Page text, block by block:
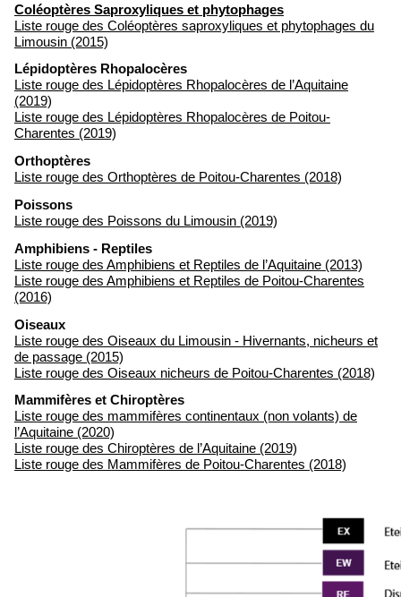
Coléoptères Saproxyliques et phytophages
Liste rouge des Coléoptères saproxyliques et phytophages du
Limousin (2015)
Lépidoptères Rhopalocères
Liste rouge des Lépidoptères Rhopalocères de l’Aquitaine
(2019)
Liste rouge des Lépidoptères Rhopalocères de Poitou-
Charentes (2019)
Orthoptères
Liste rouge des Orthoptères de Poitou-Charentes (2018)
Poissons
Liste rouge des Poissons du Limousin (2019)
Amphibiens - Reptiles
Liste rouge des Amphibiens et Reptiles de l’Aquitaine (2013)
Liste rouge des Amphibiens et Reptiles de Poitou-Charentes
(2016)
Oiseaux
Liste rouge des Oiseaux du Limousin - Hivernants, nicheurs et
de passage (2015)
Liste rouge des Oiseaux nicheurs de Poitou-Charentes (2018)
Mammifères et Chiroptères
Liste rouge des mammifères continentaux (non volants) de
l’Aquitaine (2020)
Liste rouge des Chiroptères de l’Aquitaine (2019)
Liste rouge des Mammifères de Poitou-Charentes (2018)